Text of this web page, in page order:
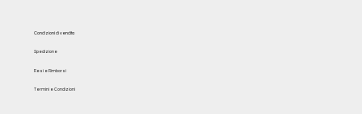
Condizioni di vendita
Termini e Condizioni
Spedizione
Resi e Rimborsi